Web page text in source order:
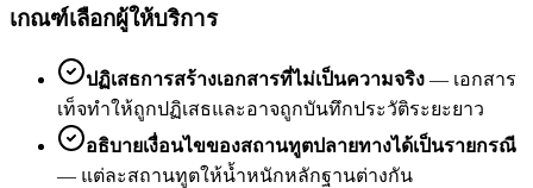
เกณฑ์เลือกผู้ให้บริการ
ปฏิเสธการสร้างเอกสารที่ไม่เป็นความจริง — เอกสาร
เท็จทำให้ถูกปฏิเสธและอาจถูกบันทึกประวัติระยะยาว
อธิบายเงื่อนไขของสถานทูตปลายทางได้เป็นรายกรณี
— แต่ละสถานทูตให้น้ำหนักหลักฐานต่างกัน